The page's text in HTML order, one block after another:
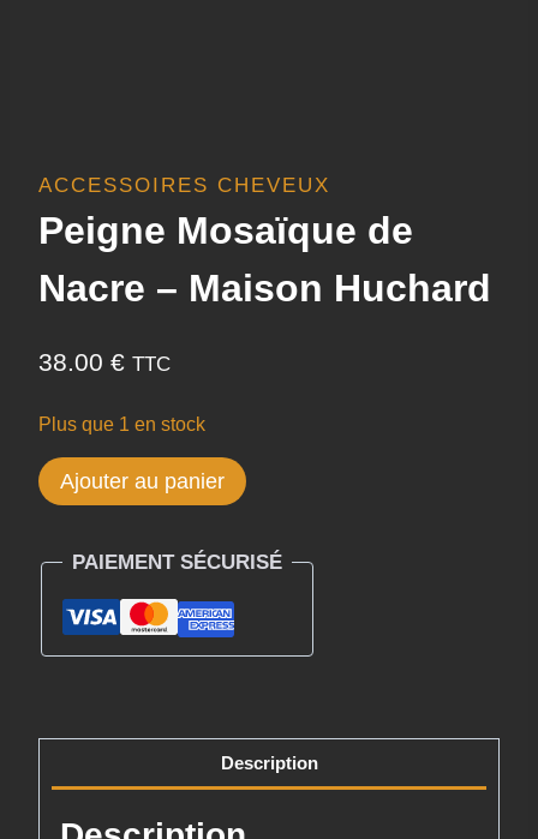
ACCESSOIRES CHEVEUX
Peigne Mosaïque de
Nacre – Maison Huchard
38.00 € TTC
Plus que 1 en stock
quantité
de
Mosaïque
Nacre
Ajouter au panier
PAIEMENT SÉCURISÉ
Description